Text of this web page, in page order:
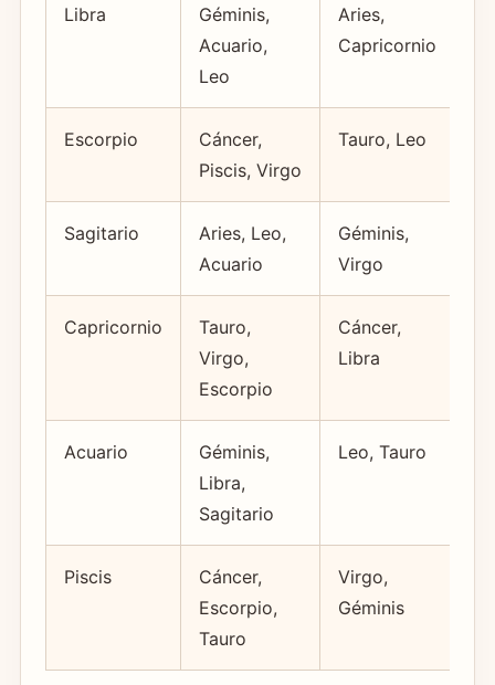
Libra
Géminis,
Acuario,
Leo
Aries,
Capricornio
Escorpio
Cáncer,
Piscis, Virgo
Tauro, Leo
Sagitario
Aries, Leo,
Acuario
Géminis,
Virgo
Capricornio
Tauro,
Virgo,
Escorpio
Cáncer,
Libra
Acuario
Géminis,
Libra,
Sagitario
Leo, Tauro
Piscis
Cáncer,
Escorpio,
Tauro
Virgo,
Géminis